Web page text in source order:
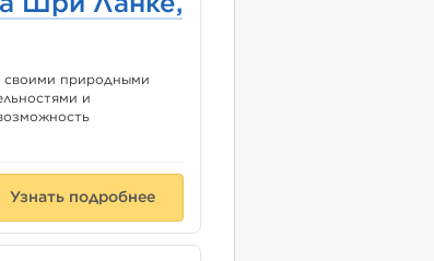
своими природными
и
Узнать подробнее